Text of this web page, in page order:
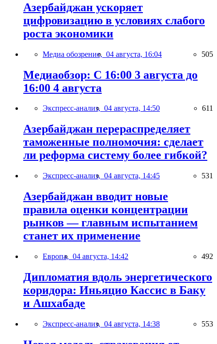
Азербайджан ускоряет
цифровизацию в условиях слабого
роста экономики
Медиа обозрение, 04 августа, 16:04 505
Медиаобзор: С 16:00 3 августа до
16:00 4 августа
Экспресс-анализ, 04 августа, 14:50 611
Азербайджан перераспределяет
таможенные полномочия: сделает
ли реформа систему более гибкой?
Экспресс-анализ, 04 августа, 14:45 531
Азербайджан вводит новые
правила оценки концентрации
рынков — главным испытанием
станет их применение
Европа, 04 августа, 14:42 492
Дипломатия вдоль энергетического
коридора: Иньяцио Кассис в Баку
и Ашхабаде
Экспресс-анализ, 04 августа, 14:38 553